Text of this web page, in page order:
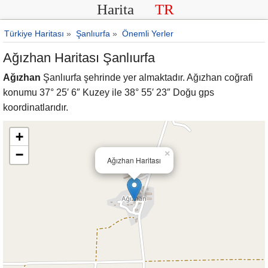
Harita TR
Türkiye Haritası » Şanlıurfa » Önemli Yerler
Ağızhan Haritası Şanlıurfa
Ağızhan Şanlıurfa şehrinde yer almaktadır. Ağızhan coğrafi
konumu 37° 25′ 6″ Kuzey ile 38° 55′ 23″ Doğu gps
koordinatlarıdır.
Ağızhan Haritası
×
+
−